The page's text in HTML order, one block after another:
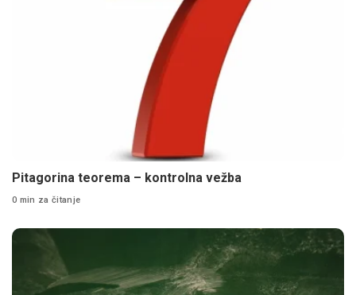
Pitagorina teorema – kontrolna vežba
0 min za čitanje